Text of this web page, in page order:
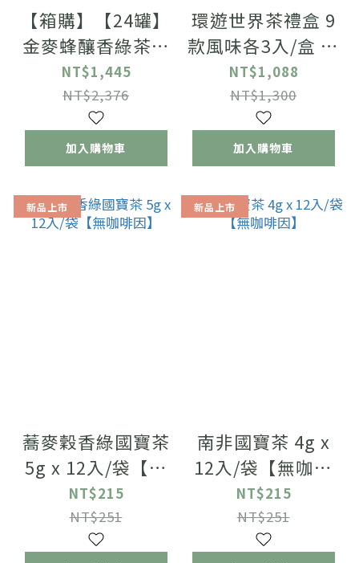
【箱購】【24罐】
金麥蜂釀香綠茶氣
泡飲 330ml/罐
NT$1,445
NT$2,376
加入購物車
環遊世界茶禮盒 9
款風味各3入/盒 含
禮盒專屬提袋
NT$1,088
NT$1,300
加入購物車
新品上市
蕎麥穀香綠國寶茶
5g x 12入/袋【無
咖啡因】
NT$215
NT$251
新品上市
南非國寶茶 4g x
12入/袋【無咖啡
因】
NT$215
NT$251